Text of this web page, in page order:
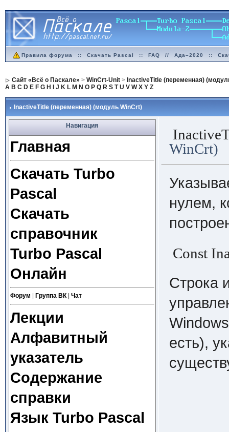
Правила форума :: Скачать Pascal :: FAQ // Ада–2020 ::
Сайт «Всё о Паскале» > WinCrt-Unit> InactiveTitle (переменная)
A B C D E F G H J K L M N O P Q R S T U V W X Y Z
InactiveTitle (переменная) (модуль WinCrt)
Навигация
Главная
Скачать Turbo
Pascal
Скачать
справочник
Turbo Pascal
Онлайн
Форум Группа ВК| Чат
Лекции
Алфавитный
указатель
Содержание
справки
Язык Turbo Pascal
WinCrt)
нулем,
Const
Строка
есть),